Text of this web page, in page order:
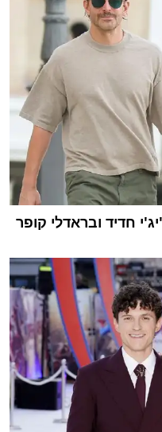
חדיד ובראדלי קופר